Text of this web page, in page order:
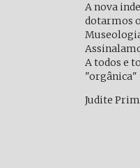
A nova
dotarmos
A todos e
"orgânica"
Judite